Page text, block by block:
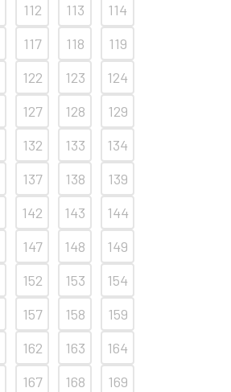
112 113
114
117 118
119
122 123
124
127 128
129
132 133
134
137 138
139
142 143
144
147 148
149
152 153
154
157 158
159
162 163
164
167 168
169